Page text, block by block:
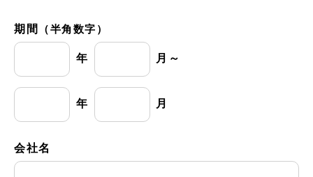
期間 （半角数字）
年 月～
年 月
会社名